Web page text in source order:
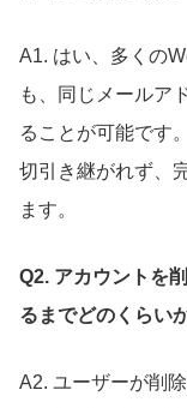
A1. はい、多くの
も、同じメールア
ることが可能です
切引き継がれず、
ます。
Q2. アカウントを
るまでどのくらい
A2. ユーザーが削